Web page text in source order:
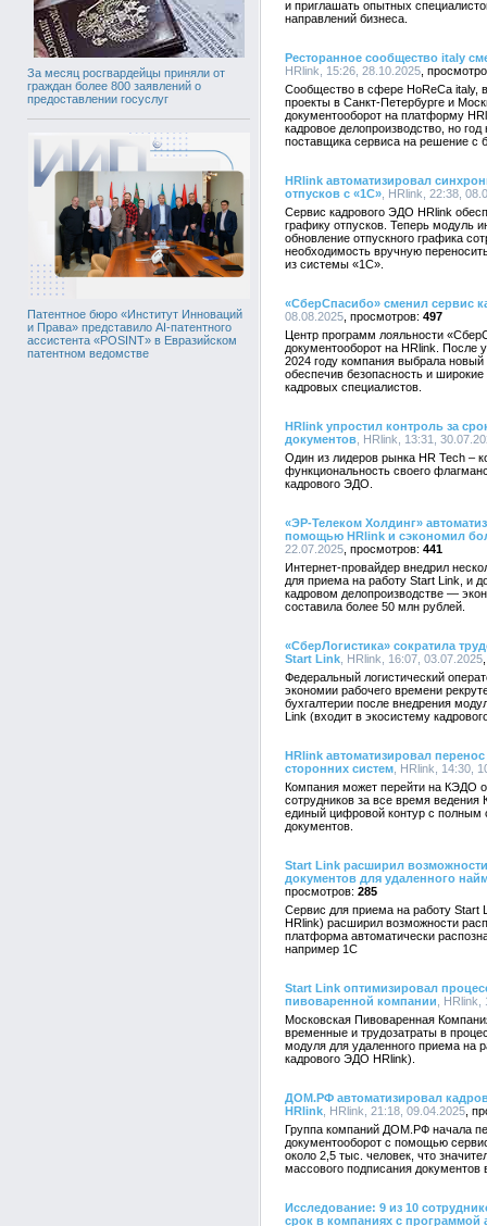
За месяц росгвардейцы приняли от
граждан более 800 заявлений о
предоставлении госуслуг
Патентное бюро «Институт Инноваций
и Права» представило AI-патентного
ассистента «POSINT» в Евразийском
патентном ведомстве
и приглашать опытных
направлений бизнеса.
Ресторанное сообщество italy
HRlink, 15:26, 28.10.2025
Сообщество в сфере HoReCa italy,
проекты в Санкт-Петербурге и
документооборот на платформу
кадровое делопроизводство, но
поставщика сервиса на решение с
HRlink автоматизировал
отпусков с «1С» , HRlink, 22:38,
Сервис кадрового ЭДО HRlink
графику отпусков. Теперь модуль
обновление отпускного графика
необходимость вручную
из системы «1С».
«СберСпасибо» сменил сервис
08.08.2025
497
Центр программ лояльности
документооборот на HRlink. После
2024 году компания выбрала
обеспечив безопасность и
кадровых специалистов.
HRlink упростил контроль за
документов , HRlink, 13:31,
Один из лидеров рынка HR Tech –
функциональность своего
кадрового ЭДО.
«ЭР-Телеком Холдинг»
помощью HRlink и сэкономил
22.07.2025
441
Интернет-провайдер внедрил
для приема на работу Start Link, и
кадровом делопроизводстве —
составила более 50 млн рублей.
«СберЛогистика» сократила
Start Link , HRlink, 16:07, 03.07.2025
Федеральный логистический
экономии рабочего времени
бухгалтерии после внедрения
Link (входит в экосистему
HRlink автоматизировал
сторонних систем , HRlink, 14:30,
Компания может перейти на КЭДО
сотрудников за все время
единый цифровой контур с полным
документов.
Start Link расширил
документов для удаленного
285
Сервис для приема на работу Start
HRlink) расширил возможности
платформа автоматически
например 1С
Start Link оптимизировал
пивоваренной компании ,
Московская Пивоваренная
временные и трудозатраты в
модуля для удаленного приема на
кадрового ЭДО HRlink).
ДОМ.РФ автоматизировал
HRlink , HRlink, 21:18, 09.04.2025
Группа компаний ДОМ.РФ начала
документооборот с помощью
около 2,5 тыс. человек, что
массового подписания
Исследование: 9 из 10
срок в компаниях с программой